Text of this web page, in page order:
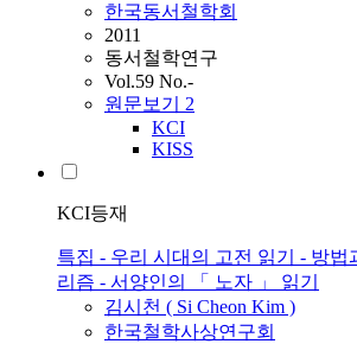
한국동서철학회
2011
동서철학연구
Vol.59 No.-
원문보기 2
KCI
KISS
KCI등재
특집 - 우리 시대의 고전 읽기 - 방법
리즘 - 서양인의 「 노자 」 읽기
김시천 ( Si Cheon Kim )
한국철학사상연구회